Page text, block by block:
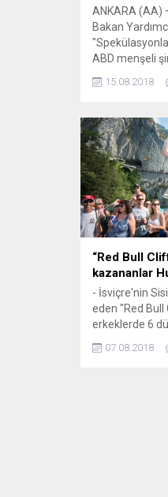
ANKARA (AA)
Bakan
ABD menşeli
herhangi bir
verilerini
büyük sorun
Sayan, Bilgi
Kurumunun
dönümü
15.08.2018
“Red Bull
kazananlar
- İsviçre'nin
eden "Red Bull
erkeklerde 6
07.08.2018